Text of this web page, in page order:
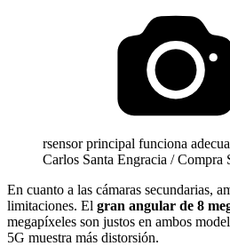
rsensor principal funciona
Carlos Santa Engracia / Compra
En cuanto a las cámaras secundarias,
limitaciones. El gran angular de 8
megapíxeles son justos en ambos
5G muestra más distorsión.